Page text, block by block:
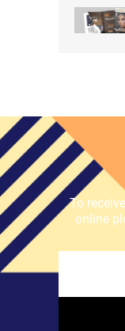
To
online